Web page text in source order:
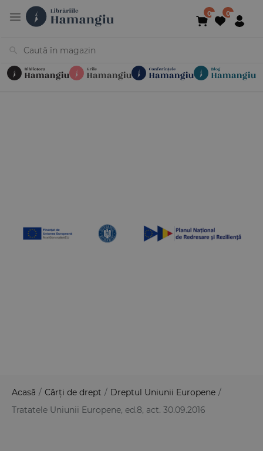
Acasă / Cărți de drept / Dreptul Uniunii Europene /
Tratatele Uniunii Europene, ed.8, act. 30.09.2016